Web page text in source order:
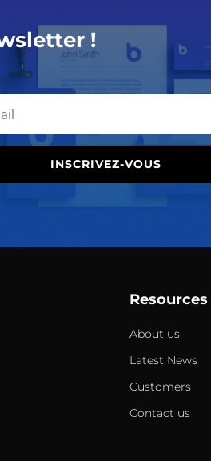
!
INSCRIVEZ-VOUS
Resources
About us
Latest News
Customers
Contact us